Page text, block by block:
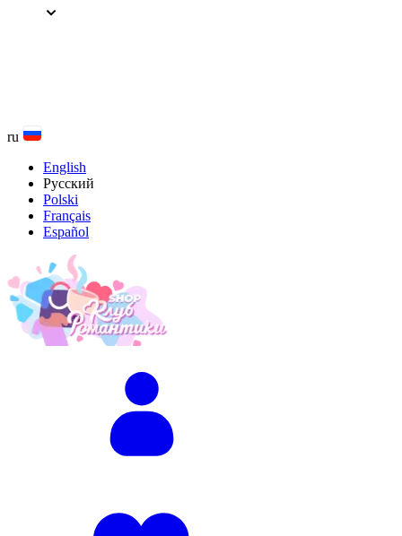
Перейти
ru
English
Русский
Polski
Français
Español